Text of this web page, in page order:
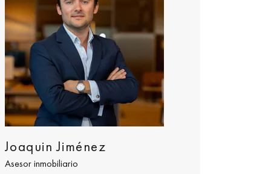
Joaquin Jiménez
Asesor inmobiliario